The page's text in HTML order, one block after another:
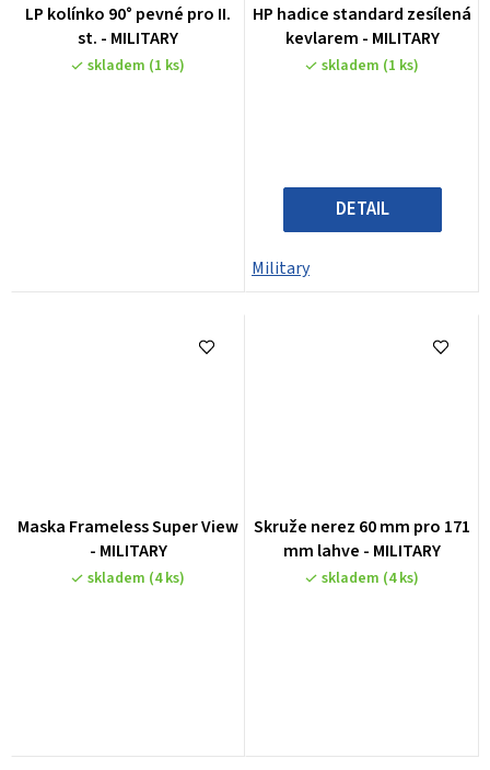
LP kolínko 90° pevné pro II.
st. - MILITARY
skladem (1 ks)
HP hadice standard zesílená
kevlarem - MILITARY
skladem (1 ks)
DETAIL
Military
Maska Frameless Super View
- MILITARY
skladem (4 ks)
Skruže nerez 60 mm pro 171
mm lahve - MILITARY
hodnocení
produktu
je
skladem (4 ks)